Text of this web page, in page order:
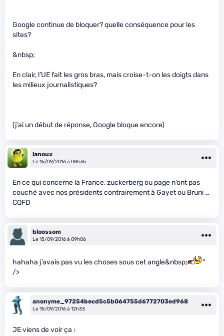
Google continue de bloquer? quelle conséquence pour les
sites?
&nbsp;
En clair, l’UE fait les gros bras, mais croise-t-on les doigts dans
les milieux journalistiques?
(j’ai un début de réponse, Google bloque encore)
lanoux
Le 15/09/2016 à 08h35
En ce qui concerne la France, zuckerberg ou page n’ont pas
couché avec nos présidents contrairement à Gayet ou Bruni …
CQFD
bloossom
Le 15/09/2016 à 09h06
hahaha j’avais pas vu les choses sous cet angle&nbsp;
"
/>
anonyme_97254becd5c5b064755d6772703ed968
Le 15/09/2016 à 12h33
JE viens de voir ça :